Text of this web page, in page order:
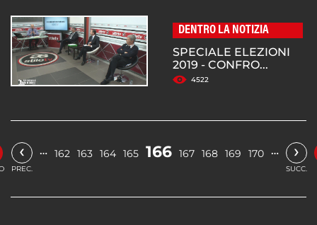
DENTRO LA NOTIZIA
SPECIALE ELEZIONI
2019 - CONFRO...
4522
‹
PREC.
… 162 163 164 165 166 167 168 169 170 … ›
SUCC.